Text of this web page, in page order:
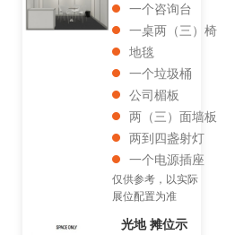
一个咨询台
一桌两（三）椅
地毯
一个垃圾桶
公司楣板
两（三）面墙板
两到四盏射灯
一个电源插座
仅供参考，以实际
展位配置为准
光地 摊位示